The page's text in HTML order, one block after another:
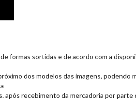
formas sortidas e de acordo com a
dos modelos das imagens,
recebimento da mercadoria por